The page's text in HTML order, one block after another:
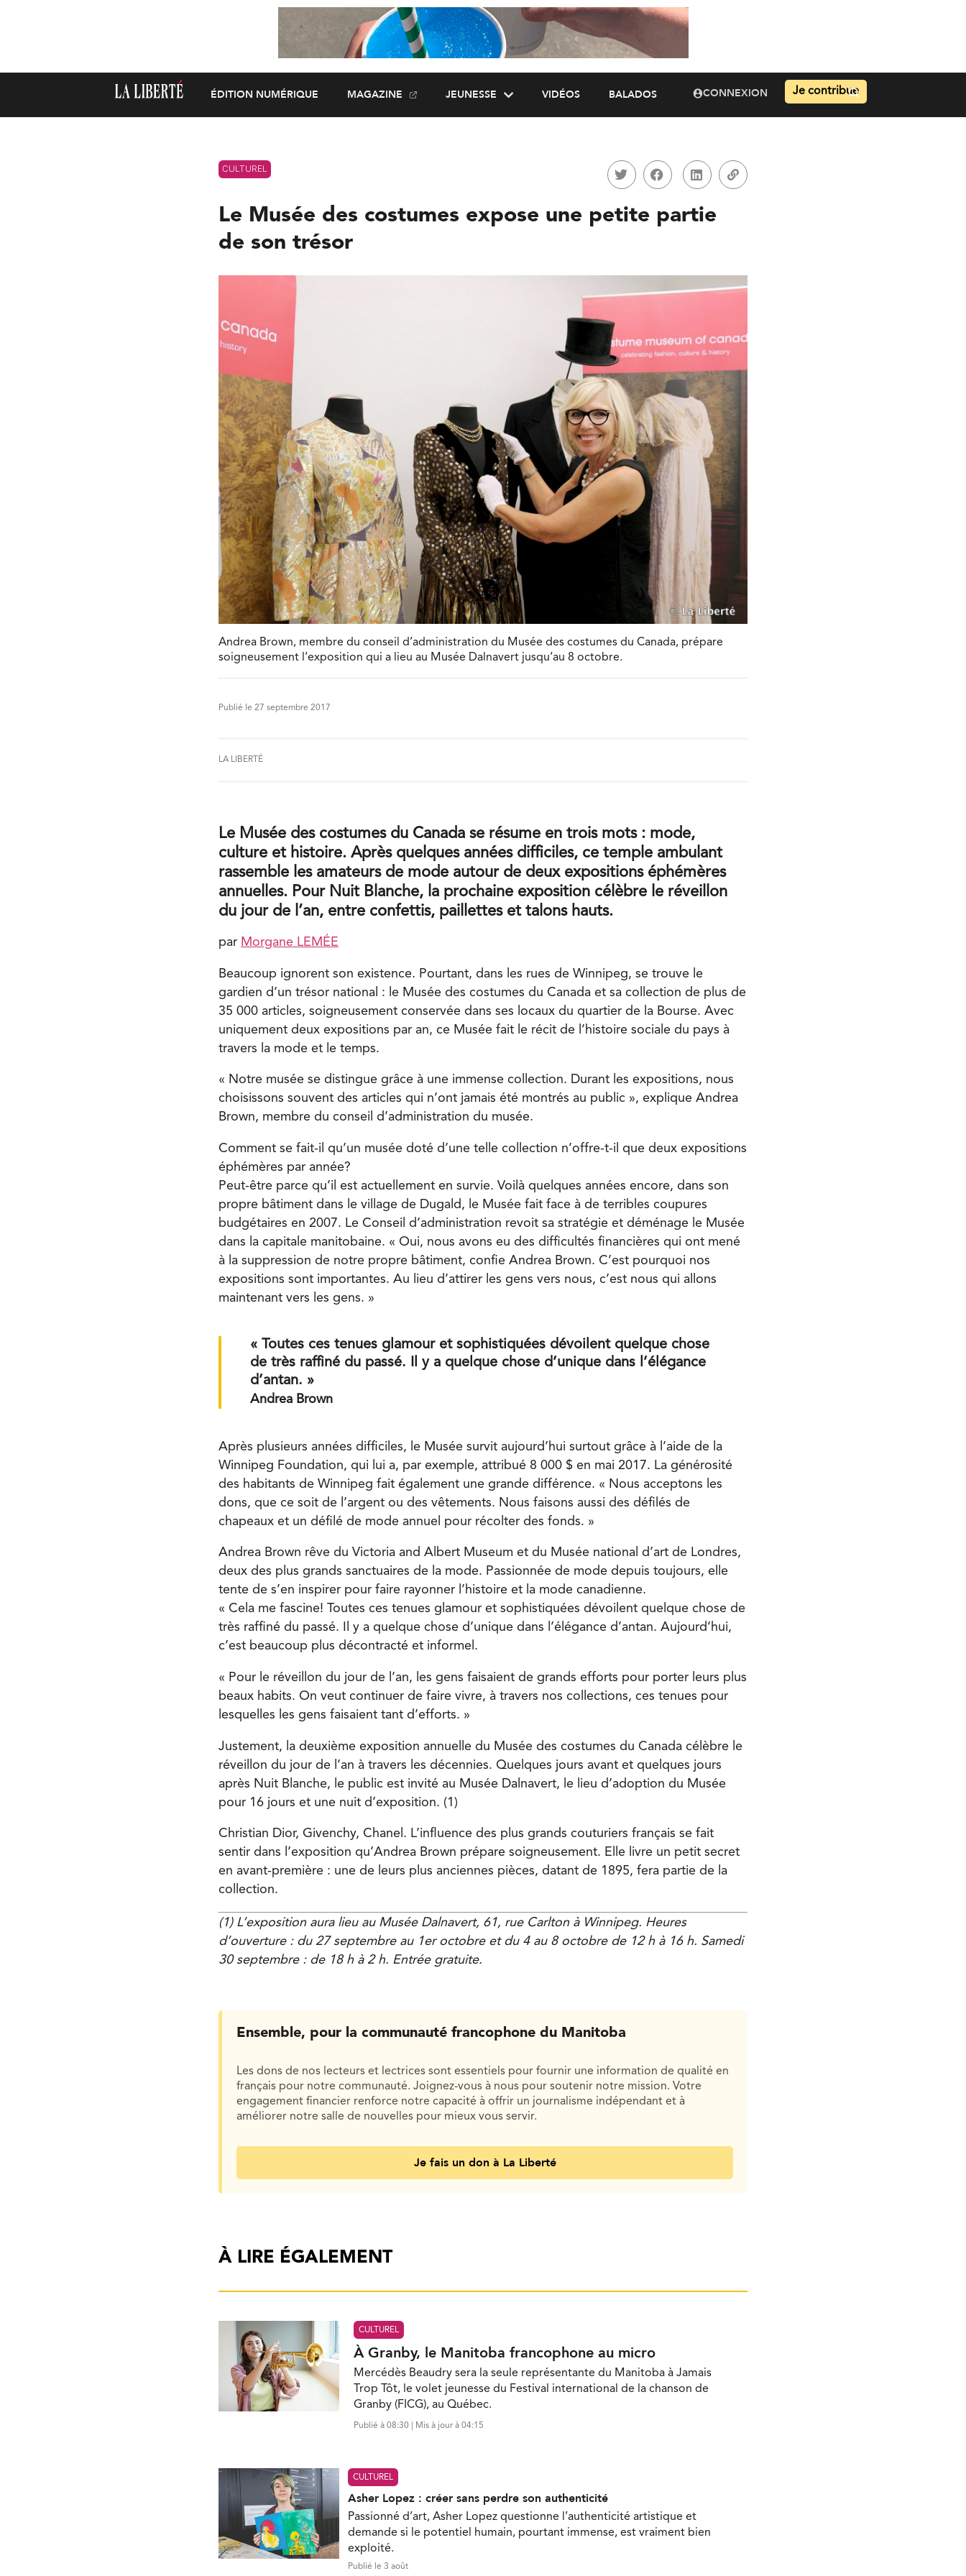
ÉDITION NUMÉRIQUE MAGAZINE JEUNESSE VIDÉOS BALADOS CONNEXION Je contribue
CULTUREL
Le Musée des costumes expose une petite partie
de son trésor
Andrea Brown, membre du conseil d’administration du Musée des costumes du Canada, prépare
soigneusement l’exposition qui a lieu au Musée Dalnavert jusqu’au 8 octobre.
Publié le 27 septembre 2017
LA LIBERTÉ
Le Musée des costumes du Canada se résume en trois mots : mode,
culture et histoire. Après quelques années difficiles, ce temple ambulant
rassemble les amateurs de mode autour de deux expositions éphémères
annuelles. Pour Nuit Blanche, la prochaine exposition célèbre le réveillon
du jour de l’an, entre confettis, paillettes et talons hauts.
par Morgane LEMÉE
Beaucoup ignorent son existence. Pourtant, dans les rues de Winnipeg, se trouve le
gardien d’un trésor national : le Musée des costumes du Canada et sa collection de plus de
35 000 articles, soigneusement conservée dans ses locaux du quartier de la Bourse. Avec
uniquement deux expositions par an, ce Musée fait le récit de l’histoire sociale du pays à
travers la mode et le temps.
« Notre musée se distingue grâce à une immense collection. Durant les expositions, nous
choisissons souvent des articles qui n’ont jamais été montrés au public », explique Andrea
Brown, membre du conseil d’administration du musée.
Comment se fait-il qu’un musée doté d’une telle collection n’offre-t-il que deux expositions
éphémères par année?
Peut-être parce qu’il est actuellement en survie. Voilà quelques années encore, dans son
propre bâtiment dans le village de Dugald, le Musée fait face à de terribles coupures
budgétaires en 2007. Le Conseil d’administration revoit sa stratégie et déménage le Musée
dans la capitale manitobaine. « Oui, nous avons eu des difficultés financières qui ont mené
à la suppression de notre propre bâtiment, confie Andrea Brown. C’est pourquoi nos
expositions sont importantes. Au lieu d’attirer les gens vers nous, c’est nous qui allons
maintenant vers les gens. »
« Toutes ces tenues glamour et sophistiquées dévoilent quelque chose
de très raffiné du passé. Il y a quelque chose d’unique dans l’élégance
d’antan. »
Andrea Brown
Après plusieurs années difficiles, le Musée survit aujourd’hui surtout grâce à l’aide de la
Winnipeg Foundation, qui lui a, par exemple, attribué 8 000 $ en mai 2017. La générosité
des habitants de Winnipeg fait également une grande différence. « Nous acceptons les
dons, que ce soit de l’argent ou des vêtements. Nous faisons aussi des défilés de
chapeaux et un défilé de mode annuel pour récolter des fonds. »
Andrea Brown rêve du Victoria and Albert Museum et du Musée national d’art de Londres,
deux des plus grands sanctuaires de la mode. Passionnée de mode depuis toujours, elle
tente de s’en inspirer pour faire rayonner l’histoire et la mode canadienne.
« Cela me fascine! Toutes ces tenues glamour et sophistiquées dévoilent quelque chose de
très raffiné du passé. Il y a quelque chose d’unique dans l’élégance d’antan. Aujourd’hui,
c’est beaucoup plus décontracté et informel.
« Pour le réveillon du jour de l’an, les gens faisaient de grands efforts pour porter leurs plus
beaux habits. On veut continuer de faire vivre, à travers nos collections, ces tenues pour
lesquelles les gens faisaient tant d’efforts. »
Justement, la deuxième exposition annuelle du Musée des costumes du Canada célèbre le
réveillon du jour de l’an à travers les décennies. Quelques jours avant et quelques jours
après Nuit Blanche, le public est invité au Musée Dalnavert, le lieu d’adoption du Musée
pour 16 jours et une nuit d’exposition. (1)
Christian Dior, Givenchy, Chanel. L’influence des plus grands couturiers français se fait
sentir dans l’exposition qu’Andrea Brown prépare soigneusement. Elle livre un petit secret
en avant-première : une de leurs plus anciennes pièces, datant de 1895, fera partie de la
collection.
(1) L’exposition aura lieu au Musée Dalnavert, 61, rue Carlton à Winnipeg. Heures
d’ouverture : du 27 septembre au 1er octobre et du 4 au 8 octobre de 12 h à 16 h. Samedi
30 septembre : de 18 h à 2 h. Entrée gratuite.
Ensemble, pour la communauté francophone du Manitoba
Les dons de nos lecteurs et lectrices sont essentiels pour fournir une information de qualité en
français pour notre communauté. Joignez-vous à nous pour soutenir notre mission. Votre
engagement financier renforce notre capacité à offrir un journalisme indépendant et à
améliorer notre salle de nouvelles pour mieux vous servir.
Je fais un don à La Liberté
À LIRE ÉGALEMENT
CULTUREL
À Granby, le Manitoba francophone au micro
Mercédès Beaudry sera la seule représentante du Manitoba à Jamais
Trop Tôt, le volet jeunesse du Festival international de la chanson de
Granby (FICG), au Québec.
Publié à 08:30 | Mis à jour à 04:15
CULTUREL
Asher Lopez : créer sans perdre son authenticité
Passionné d’art, Asher Lopez questionne l’authenticité artistique et
demande si le potentiel humain, pourtant immense, est vraiment bien
exploité.
Publié le 3 août